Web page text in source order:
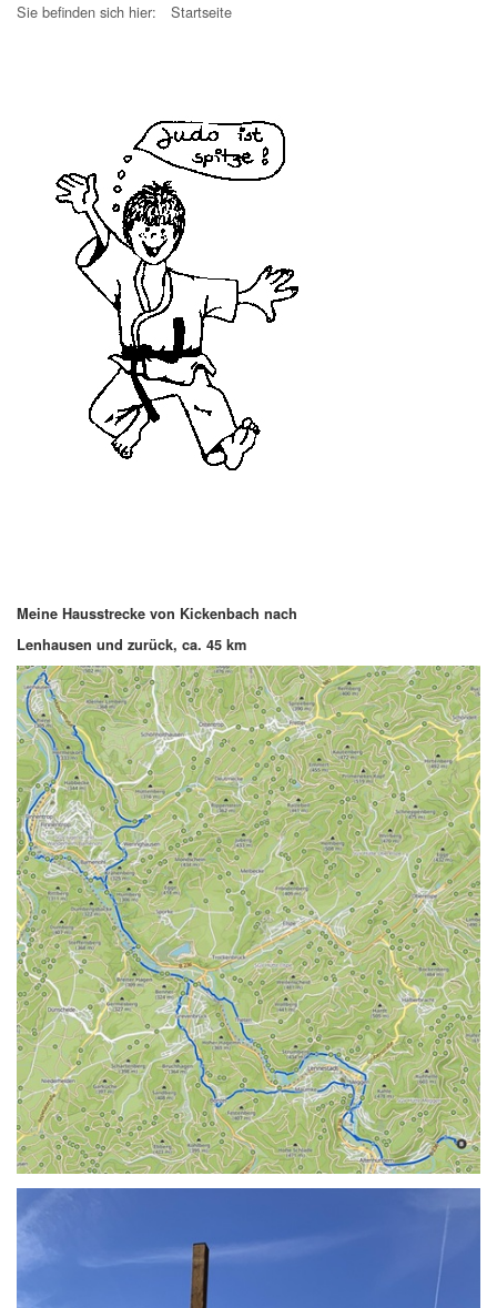
Sie befinden sich hier: Startseite
Meine Hausstrecke von Kickenbach nach
Lenhausen und zurück, ca. 45 km